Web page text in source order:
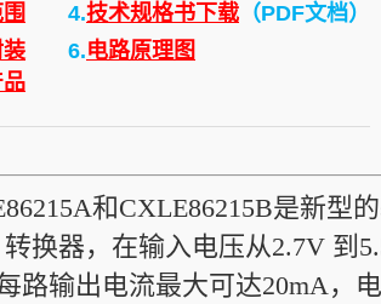
4.技术规格书下载 （PDF文档）
6.电路原理图
和CXLE86215B是新型
换器，在输入电压从2.7V 到
路输出电流最大可达20mA，